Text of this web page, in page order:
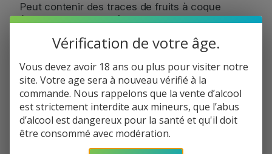
Peut contenir des traces de fruits à coque
(amandes, noisettes), de lait et de soja
11
Vérification de votre âge.
Vous devez avoir 18 ans ou plus pour visiter notre
site. Votre age sera à nouveau vérifié à la
commande. Nous rappelons que la vente d’alcool
est strictement interdite aux mineurs, que l’abus
d’alcool est dangereux pour la santé et qu'il doit
être consommé avec modération.